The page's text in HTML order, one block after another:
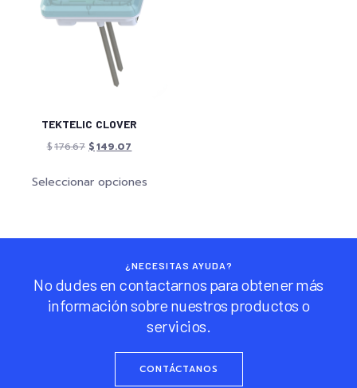
TEKTELIC CLOVER
$176.67 $149.07
Seleccionar opciones
¿NECESITAS AYUDA?
No dudes en contactarnos para obtener más
información sobre nuestros productos o
servicios.
CONTÁCTANOS